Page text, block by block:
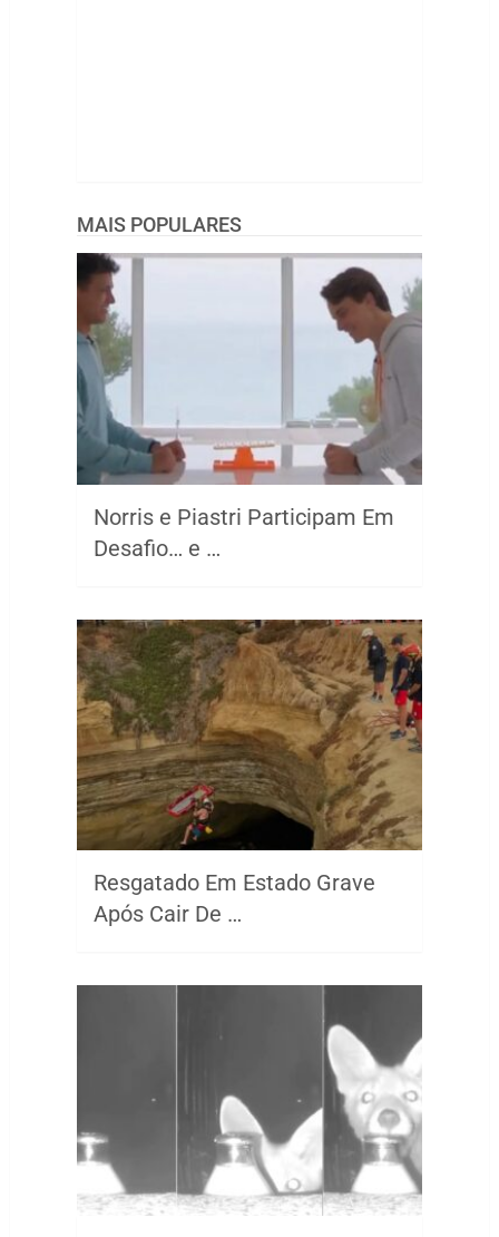
MAIS POPULARES
Norris e Piastri Participam Em
Desafio… e …
Resgatado Em Estado Grave
Após Cair De …